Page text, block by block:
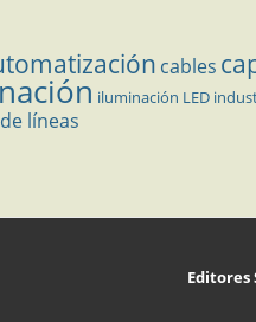
cables
iluminación LED
líneas
Editores